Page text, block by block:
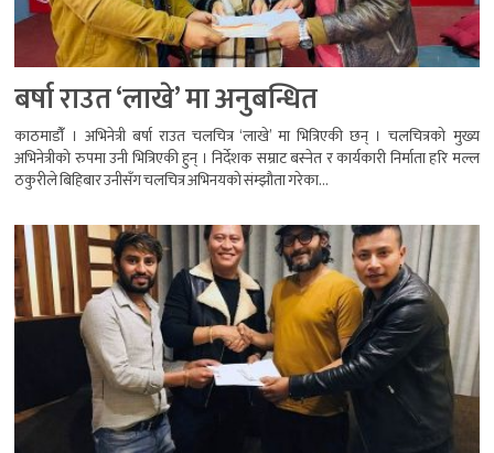
बर्षा राउत ‘लाखे’ मा अनुबन्धित
काठमाडौंँ । अभिनेत्री बर्षा राउत चलचित्र ‘लाखे’ मा भित्रिएकी छन् । चलचित्रको मुख्य
अभिनेत्रीको रुपमा उनी भित्रिएकी हुन् । निर्देशक सम्राट बस्नेत र कार्यकारी निर्माता हरि मल्ल
ठकुरीले बिहिबार उनीसँग चलचित्र अभिनयको संम्झौता गरेका...